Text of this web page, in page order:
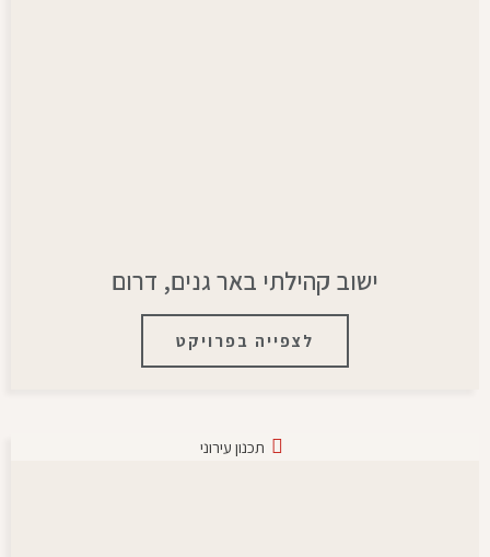
ישוב קהילתי באר גנים, דרום
לצפייה בפרויקט
תכנון עירוני